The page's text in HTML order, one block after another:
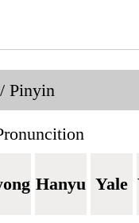
Pinyin
Hanyu Yale